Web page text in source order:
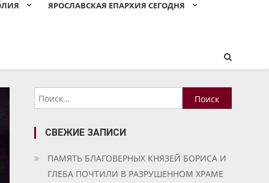
ЯРОСЛАВСКАЯ ЕПАРХИЯ СЕГОДНЯ
Найти:
СВЕЖИЕ ЗАПИСИ
ПАМЯТЬ БЛАГОВЕРНЫХ КНЯЗЕЙ БОРИСА И
ГЛЕБА ПОЧТИЛИ В РАЗРУШЕННОМ ХРАМЕ